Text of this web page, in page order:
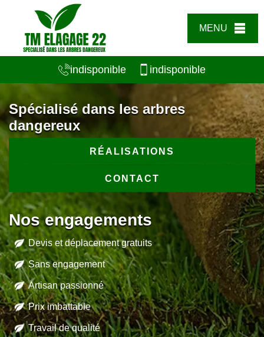
MENU
indisponible indisponible
Spécialisé dans les arbres
dangereux
RÉALISATIONS
CONTACT
Nos engagements
Devis et déplacement gratuits
Sans engagement
Artisan passionné
Prix imbattable
Travail de qualité